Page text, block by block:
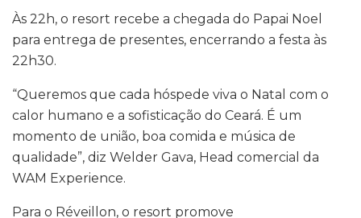
Às 22h, o resort recebe a chegada do Papai Noel
para entrega de presentes, encerrando a festa às
22h30.
“Queremos que cada hóspede viva o Natal com o
calor humano e a sofisticação do Ceará. É um
momento de união, boa comida e música de
qualidade”, diz Welder Gava, Head comercial da
WAM Experience.
Para o Réveillon, o resort promove